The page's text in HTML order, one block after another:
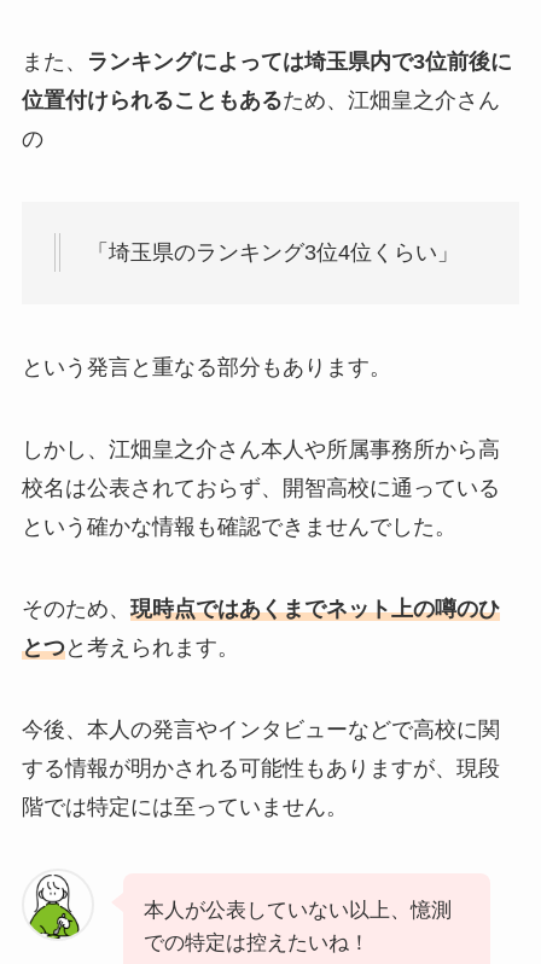
また、
ランキングによっては埼玉県内で3位前後に
位置付けられることもあるため、江畑皇之介さん
の
「埼玉県のランキング3位4位くらい」
という発言と重なる部分もあります。
しかし、江畑皇之介さん本人や所属事務所から高
校名は公表されておらず、開智高校に通っている
という確かな情報も確認できませんでした。
そのため、 現時点ではあくまでネット上の噂のひ
とつと考えられます。
今後、本人の発言やインタビューなどで高校に関
する情報が明かされる可能性もありますが、現段
階では特定には至っていません。
本人が公表していない以上、憶測
での特定は控えたいね！